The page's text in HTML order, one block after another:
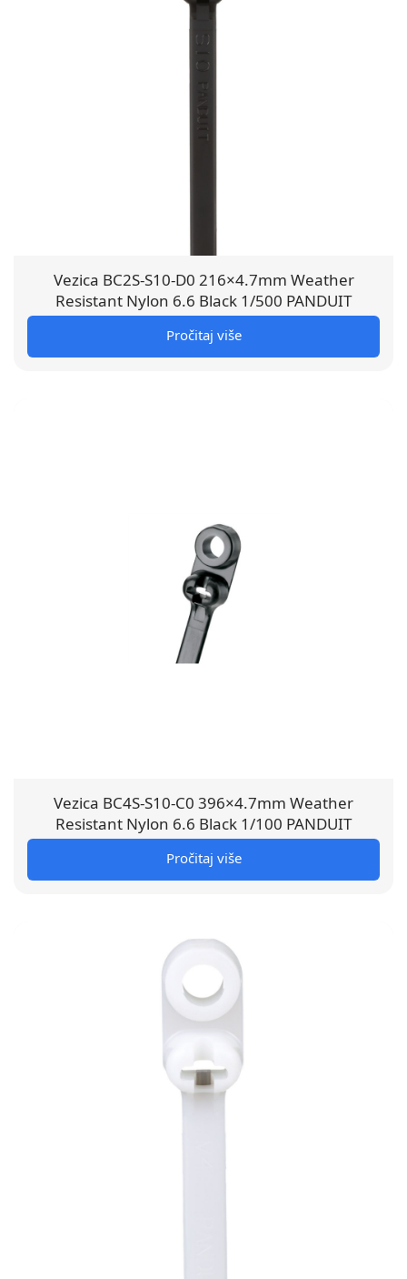
Vezica BC2S-S10-D0 216×4.7mm Weather
Resistant Nylon 6.6 Black 1/500 PANDUIT
Pročitaj više
Vezica BC4S-S10-C0 396×4.7mm Weather
Resistant Nylon 6.6 Black 1/100 PANDUIT
Pročitaj više